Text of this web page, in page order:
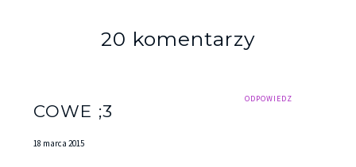
20 komentarzy
ODPOWIEDZ
COWE ;3
18 marca 2015